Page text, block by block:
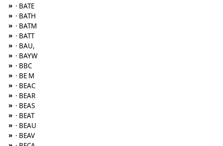
» · BATE
» · BATH
» · BATM
» · BATT
» · BAU,
» · BAYW
» · BBC
» · BE M
» · BEAC
» · BEAR
» · BEAS
» · BEAT
» · BEAU
» · BEAV